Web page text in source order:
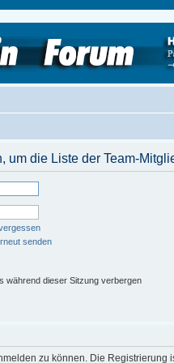
um die Liste der Team-
senden
während dieser Sitzung verbergen
zu können. Die